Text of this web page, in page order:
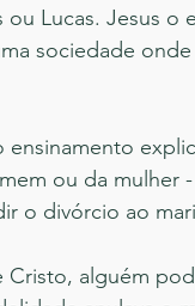
Lucas. Jesus
sociedade
ensinamento
ou da mulher
o divórcio ao
alguém